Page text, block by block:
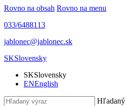
Rovno na obsah Rovno na menu
033/6488113
jablonec@jablonec.sk
SKSlovensky
SKSlovensky
ENEnglish
Hľadaný